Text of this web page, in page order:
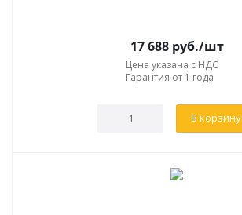
ГЕОГРАФИЯ ПОСТАВОК
17 688руб./шт
Цена указана с НДС
Гарантия от 1 года
В корзину